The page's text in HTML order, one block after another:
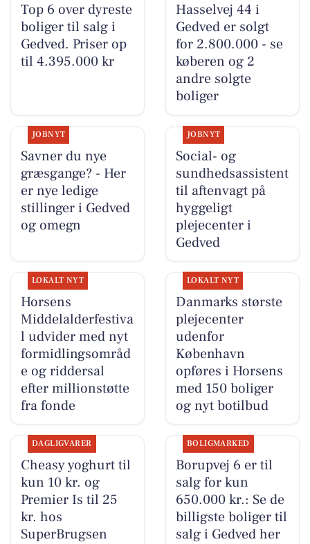
Top 6 over dyreste
boliger til salg i
Gedved. Priser op
til 4.395.000 kr
Hasselvej 44 i
Gedved er solgt
for 2.800.000 - se
køberen og 2
andre solgte
boliger
JOBNYT
Savner du nye
græsgange? - Her
er nye ledige
stillinger i Gedved
og omegn
JOBNYT
Social- og
sundhedsassistent
til aftenvagt på
hyggeligt
plejecenter i
Gedved
LOKALT NYT
Horsens
Middelalderfestiva
l udvider med nyt
formidlingsområd
e og riddersal
efter millionstøtte
fra fonde
LOKALT NYT
Danmarks største
plejecenter
udenfor
København
opføres i Horsens
med 150 boliger
og nyt botilbud
DAGLIGVARER
Cheasy yoghurt til
kun 10 kr. og
Premier Is til 25
kr. hos
SuperBrugsen
BOLIGMARKED
Borupvej 6 er til
salg for kun
650.000 kr.: Se de
billigste boliger til
salg i Gedved her